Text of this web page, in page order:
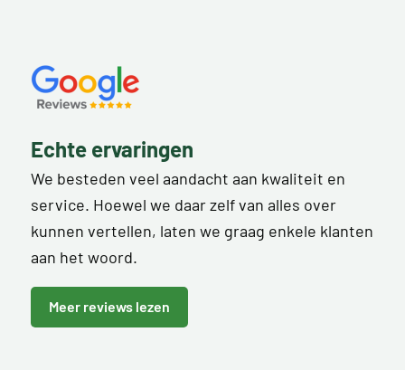
Echte ervaringen
We besteden veel aandacht aan kwaliteit en
service. Hoewel we daar zelf van alles over
kunnen vertellen, laten we graag enkele klanten
aan het woord.
Meer reviews lezen